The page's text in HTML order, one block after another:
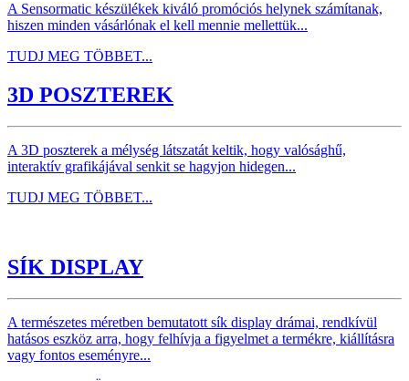
A Sensormatic készülékek kiváló promóciós helynek számítanak,
hiszen minden vásárlónak el kell mennie mellettük...
TUDJ MEG TÖBBET...
3D POSZTEREK
A 3D poszterek a mélység látszatát keltik, hogy valósághű,
interaktív grafikájával senkit se hagyjon hidegen...
TUDJ MEG TÖBBET...
SÍK DISPLAY
A természetes méretben bemutatott sík display drámai, rendkívül
hatásos eszköz arra, hogy felhívja a figyelmet a termékre, kiállításra
vagy fontos eseményre...